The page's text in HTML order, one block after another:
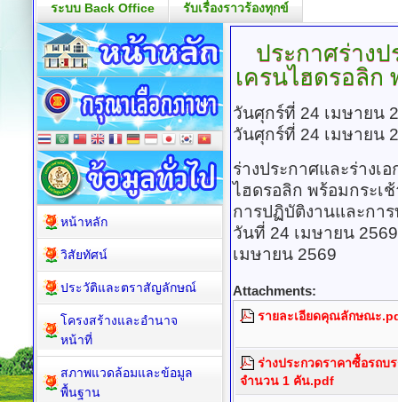
ระบบ Back Office รับเรื่องราวร้องทุกข์
ประกาศร่าง
เครนไฮดรอลิก
วันศุกร์ที่ 24 เมษายน
วันศุกร์ที่ 24 เมษายน
ร่างประกาศและร่างเ
ไฮดรอลิก พร้อมกระเ
การปฏิบัติงานและกา
วันที่ 24 เมษายน
เมษายน 2569
Attachments:
รายละเอียดคุณลักษณะ
ร่างประกวดราคาซื้อรถบ
จำนวน 1 คัน.pdf
หน้าหลัก
วิสัยทัศน์
ประวัติและตราสัญลักษณ์
โครงสร้างและอำนาจ
หน้าที่
สภาพแวดล้อมและข้อมูล
พื้นฐาน